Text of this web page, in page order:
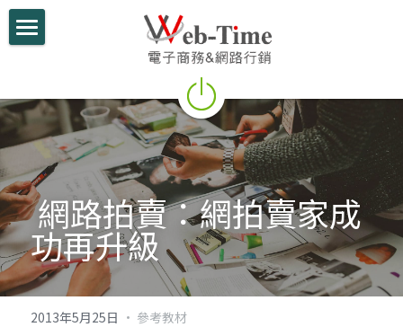
電商學堂
跨境電商
跨境行銷
微信行銷
網路開店
電商部落格
網路拍賣：網拍賣家成
功再升級
2013年5月25日 · 參考教材